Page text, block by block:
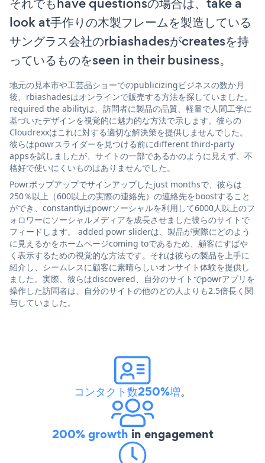
look at手作りの木製フレームを製造している
サングラス会社のrbiashadesがcreatesを持
っているものをseen in their business。
地元の見本市や工芸品ショーでのpublicizingビジネスの数か月
後、rbiashadesはオンラインで販売する方法を探していました。
required the abilityは、訪問者に製品の品質、軽量で人間工学に
基づいたデザインを視覚的に魅力的な方法で示します。彼らの
Cloudrexxはこれに対する適切な解決策を提供しませんでした。
彼らはpowrスライダーを見つける前にdifferent third-party
appsを試しましたが、サイトの一部であるかのように見えず、不
格好で使いにくいものはありませんでした。
Powrポップアップでサインアップしたjust monthsで、彼らは
250％以上（600以上の実際の連絡先）の連絡先をboostすること
ができ、constantlyはpowrソーシャルを利用して6000人以上のフ
ォロワーにソーシャルメディアを成長させました彼らのサイトで
フィードします。 added powr sliderは、製品が実際にどのよう
に見えるかをホームページcoming toであるため、顧客にすばや
く表示するための視覚的な方法です。それは彼らの製品を上手に
紹介し、シームレスに顧客に素晴らしいオンサイト体験を提供し
ました。実際、彼らはdiscovered、自分のサイトでpowrアプリを
操作した訪問者は、自分のサイトの他のどの人よりも2.5倍長く関
与していました。
コンタクト数250%増。
200% growth in engagement